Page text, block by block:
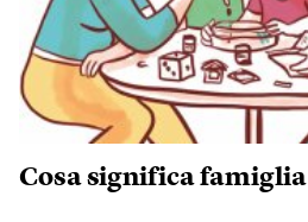
Cosa significa famiglia